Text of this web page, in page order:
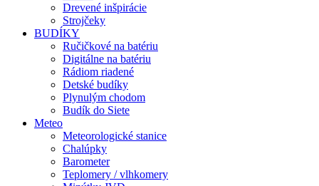
Drevené inšpirácie
Strojčeky
BUDÍKY
Ručičkové na batériu
Digitálne na batériu
Rádiom riadené
Detské budíky
Plynulým chodom
Budík do Siete
Meteo
Meteorologické stanice
Chalúpky
Barometer
Teplomery / vlhkomery